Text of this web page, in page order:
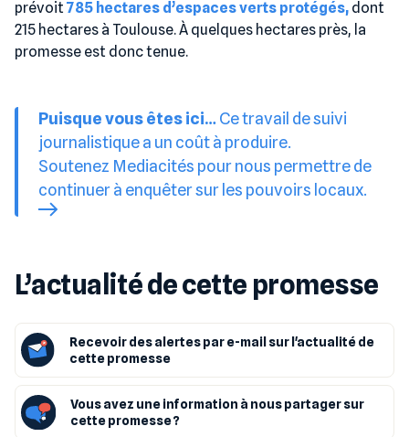
prévoit 785 hectares d’espaces verts protégés, dont
215 hectares à Toulouse. À quelques hectares près, la
promesse est donc tenue.
Puisque vous êtes ici…Ce travail de suivi
journalistique a un coût à produire.
Soutenez Mediacités pour nous permettre de
continuer à enquêter sur les pouvoirs locaux.
L’actualité de cette promesse
Recevoir des alertes par e-mail sur l'actualité de
cette promesse
Vous avez une information à nous partager sur
cette promesse ?